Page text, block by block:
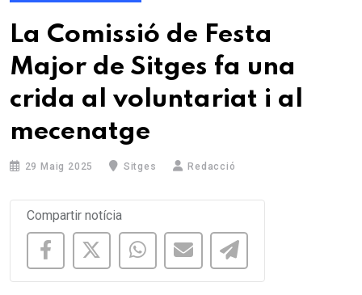
La Comissió de Festa
Major de Sitges fa una
crida al voluntariat i al
mecenatge
29 Maig 2025 Sitges Redacció
Compartir notícia